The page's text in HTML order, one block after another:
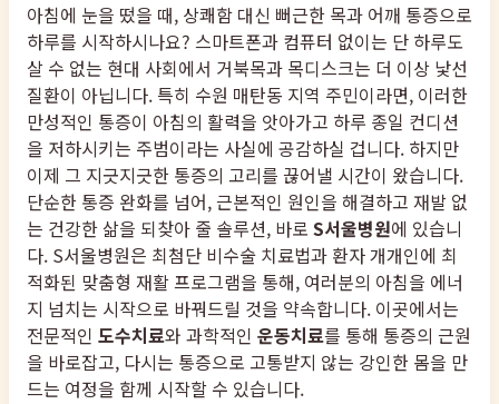
아침에 눈을 떴을 때, 상쾌함 대신 뻐근한 목과 어깨 통증으로
하루를 시작하시나요? 스마트폰과 컴퓨터 없이는 단 하루도
살 수 없는 현대 사회에서 거북목과 목디스크는 더 이상 낯선
질환이 아닙니다. 특히 수원 매탄동 지역 주민이라면, 이러한
만성적인 통증이 아침의 활력을 앗아가고 하루 종일 컨디션
을 저하시키는 주범이라는 사실에 공감하실 겁니다. 하지만
이제 그 지긋지긋한 통증의 고리를 끊어낼 시간이 왔습니다.
단순한 통증 완화를 넘어, 근본적인 원인을 해결하고 재발 없
는 건강한 삶을 되찾아 줄 솔루션, 바로 S서울병원에 있습니
다. S서울병원은 최첨단 비수술 치료법과 환자 개개인에 최
적화된 맞춤형 재활 프로그램을 통해, 여러분의 아침을 에너
지 넘치는 시작으로 바꿔드릴 것을 약속합니다. 이곳에서는
전문적인 도수치료와 과학적인 운동치료를 통해 통증의 근원
을 바로잡고, 다시는 통증으로 고통받지 않는 강인한 몸을 만
드는 여정을 함께 시작할 수 있습니다.